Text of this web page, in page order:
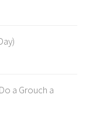
a Grouch a